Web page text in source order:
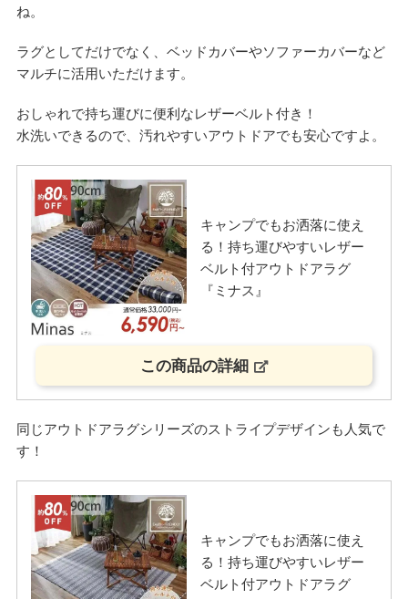
ね。
ラグとしてだけでなく、ベッドカバーやソファーカバーなど
マルチに活用いただけます。
おしゃれで持ち運びに便利なレザーベルト付き！
水洗いできるので、汚れやすいアウトドアでも安心ですよ。
キャンプでもお洒落に使え
る！持ち運びやすいレザー
ベルト付アウトドアラグ
『ミナス』
この商品の詳細
同じアウトドアラグシリーズのストライプデザインも人気で
す！
キャンプでもお洒落に使え
る！持ち運びやすいレザー
ベルト付アウトドアラグ